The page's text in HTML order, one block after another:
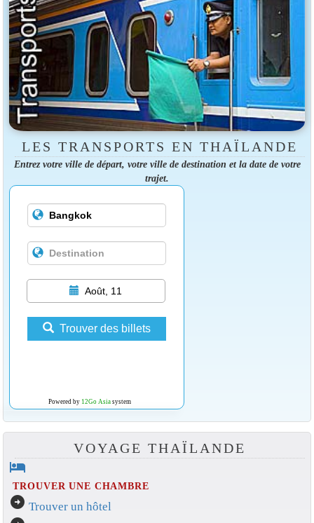
LES TRANSPORTS EN THAÏLANDE
Entrez votre ville de départ, votre ville de destination et la date de votre
trajet.
Août, 11
Trouver des billets
Powered by 12Go Asiasystem
VOYAGE THAÏLANDE
hotel
TROUVER UNE CHAMBRE
arrow_circle_right Trouver un hôtel